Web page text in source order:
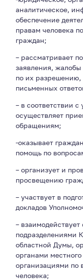
аналитическое,
обеспечение
правам человека
граждан;
– рассматривает
заявления,
по их разрешению,
письменных
– в соответствии
осуществляет
обращениям;
-оказывает
помощь по
– организует и
просвещению
– участвует в
докладов
–
подразделениями
областной Думы,
органами
организациями по
человека;